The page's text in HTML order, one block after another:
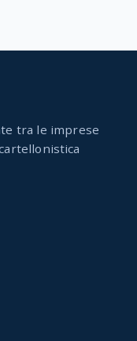
tra le imprese